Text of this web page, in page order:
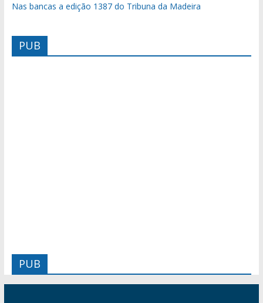
Nas bancas a edição 1387 do Tribuna da Madeira
PUB
PUB